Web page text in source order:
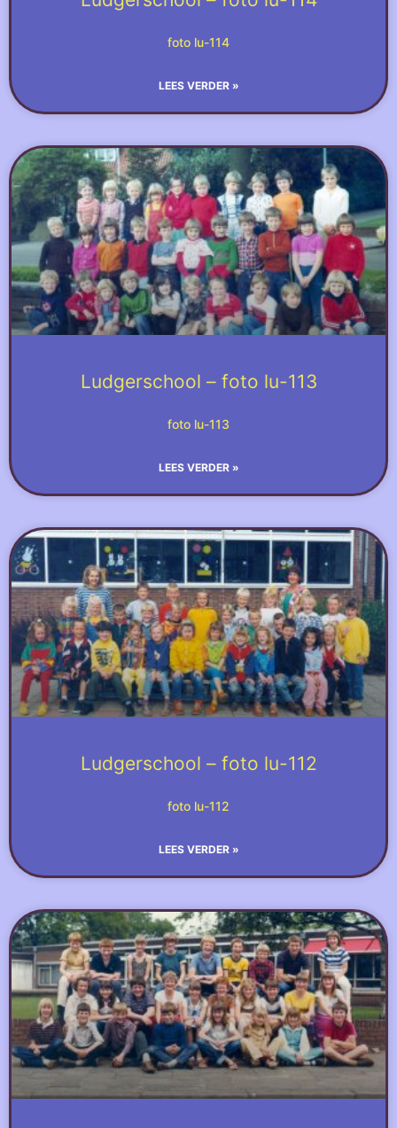
foto lu-114
LEES VERDER »
Ludgerschool – foto lu-113
foto lu-113
LEES VERDER »
Ludgerschool – foto lu-112
foto lu-112
LEES VERDER »